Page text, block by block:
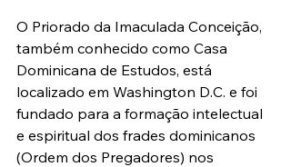
O Priorado da Imaculada Conceição,
também conhecido como Casa
Dominicana de Estudos, está
localizado em Washington D.C. e foi
fundado para a formação intelectual
e espiritual dos frades dominicanos
(Ordem dos Pregadores) nos